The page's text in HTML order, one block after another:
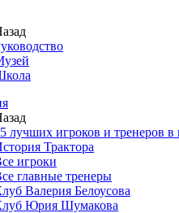
лучших игроков и тренеров в
Трактора
игроки
главные тренеры
Валерия Белоусова
Юрия Шумакова